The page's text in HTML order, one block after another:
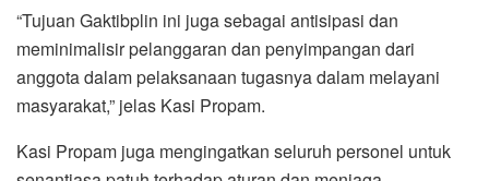
“Tujuan Gaktibplin ini juga sebagai antisipasi dan
meminimalisir pelanggaran dan penyimpangan dari
anggota dalam pelaksanaan tugasnya dalam melayani
masyarakat,” jelas Kasi Propam.
Kasi Propam juga mengingatkan seluruh personel untuk